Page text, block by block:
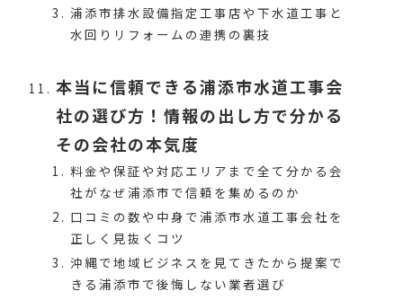
浦添市排水設備指定工事店や下水道工事と
水回りリフォームの連携の裏技
本当に信頼できる浦添市水道工事会
社の選び方！情報の出し方で分かる
その会社の本気度
料金や保証や対応エリアまで全て分かる会
社がなぜ浦添市で信頼を集めるのか
口コミの数や中身で浦添市水道工事会社を
正しく見抜くコツ
沖縄で地域ビジネスを見てきたから提案で
きる浦添市で後悔しない業者選び